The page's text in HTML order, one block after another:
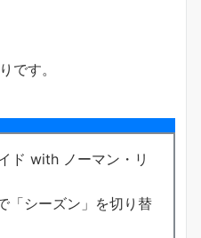
です。
with ノーマン・リ
シーズン」を切り替